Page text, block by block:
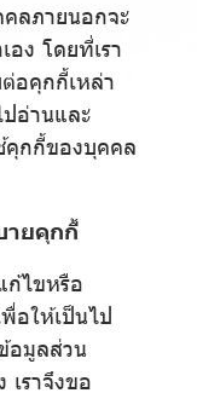
คลภายนอกจะ
ง โดยที่เรา
อคุกกี้เหล่า
อ่านและ
คุกกี้ของบุคคล
ายคุกกี้
ก้ไขหรือ
อให้เป็นไป
อมูลส่วน
ราจึงขอ